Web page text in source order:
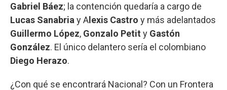
Gabriel Báez; la contención quedaría a cargo de
Lucas Sanabria y A lexis Castro y más adelantados
Guillermo López, Gonzalo Petit y Gastón
González. El único delantero sería el colombiano
Diego Herazo.
¿Con qué se encontrará Nacional? Con un Frontera